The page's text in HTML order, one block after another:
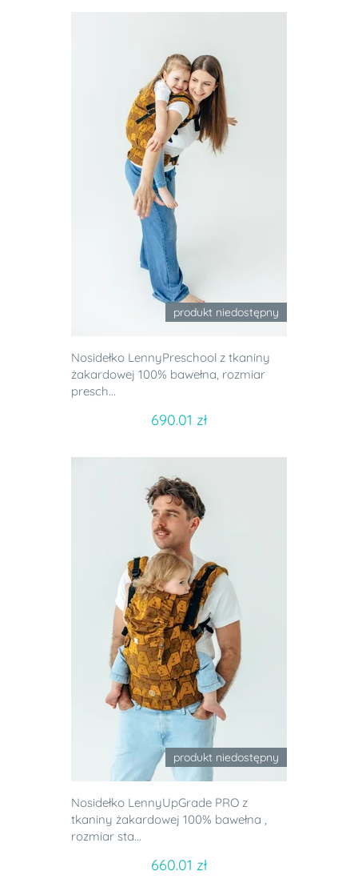
produkt niedostępny
Nosidełko LennyPreschool z tkaniny
żakardowej 100% bawełna, rozmiar
presch...
690.01 zł
produkt niedostępny
Nosidełko LennyUpGrade PRO z
tkaniny żakardowej 100% bawełna ,
rozmiar sta...
660.01 zł